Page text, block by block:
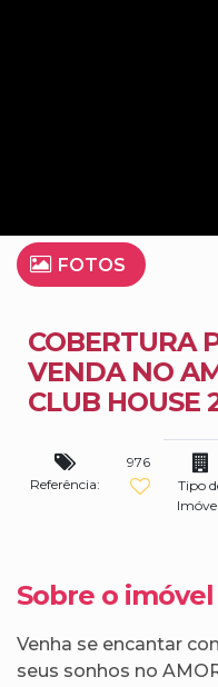
FOTOS
COBERTURA
VENDA NO
CLUB HOUSE
Referência:
976
Tipo
Sobre o imóvel
Venha se encantar
seus sonhos no